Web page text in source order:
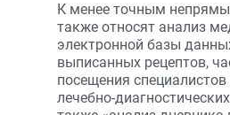
К менее точным
также относят анализ
электронной базы
выписанных рецептов,
посещения
лечебно-